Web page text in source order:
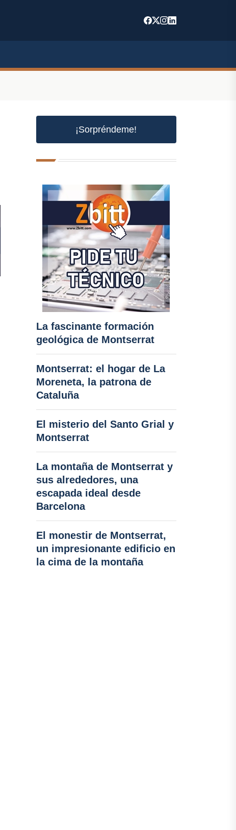
¡Sorpréndeme!
La fascinante formación
geológica de Montserrat
Montserrat: el hogar de La
Moreneta, la patrona de
Cataluña
El misterio del Santo Grial y
Montserrat
La montaña de Montserrat y
sus alrededores, una
escapada ideal desde
Barcelona
El monestir de Montserrat,
un impresionante edificio en
la cima de la montaña